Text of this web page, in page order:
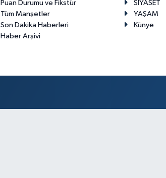
Puan Durumu ve Fikstür
Tüm Manşetler
Son Dakika Haberleri
Haber Arşivi
SİYASET
YAŞAM
Künye